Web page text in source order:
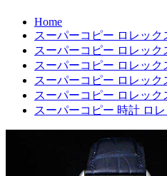
Home
スーパーコピー ロレック
スーパーコピー ロレッ
スーパーコピー ロレック
スーパーコピー ロレック
スーパーコピー ロレッ
スーパーコピー 時計 ロ